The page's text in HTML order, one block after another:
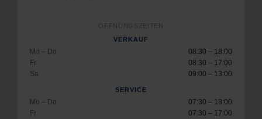
ÖFFNUNGSZEITEN
VERKAUF
Mo – Do
08:30 – 18:00
Fr
08:30 – 17:00
Sa
09:00 – 13:00
SERVICE
Mo – Do
07:30 – 18:00
Fr
07:30 – 17:00